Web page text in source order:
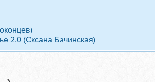
2.0 (Оксана Бачинская)